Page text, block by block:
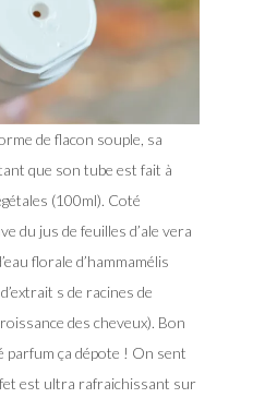
de flacon souple, sa
que son tube est fait à
(100ml). Coté
du jus de feuilles d’ale vera
florale d’hammamélis
s de racines de
des cheveux). Bon
parfum ça dépote ! On sent
est ultra rafraichissant sur